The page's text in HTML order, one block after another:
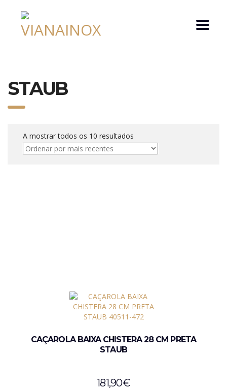
STAUB
A mostrar todos os 10 resultados
CAÇAROLA BAIXA CHISTERA 28 CM PRETA
STAUB
181,90€